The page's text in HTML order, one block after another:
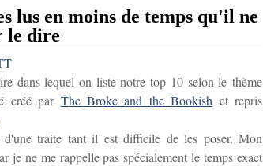
lus en moins de temps qu'il ne
le dire
dans lequel on liste notre top 10 selon le thème
créé par The Broke and the Bookish et repris
traite tant il est difficile de les poser. Mon
je ne me rappelle pas spécialement le temps exact